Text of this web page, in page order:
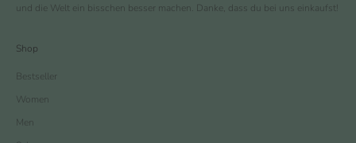
und die Welt ein bisschen besser machen. Danke, dass du bei uns einkaufst!
Shop
Bestseller
Women
Men